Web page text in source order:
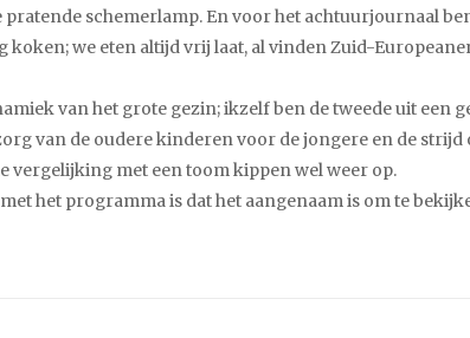
schemerlamp. En voor het achtuurjournaal
koken; we eten altijd vrij laat, al vinden Zuid-
van het grote gezin; ikzelf ben de tweede uit een
van de oudere kinderen voor de jongere en de strijd
vergelijking met een toom kippen wel weer op.
het programma is dat het aangenaam is om te